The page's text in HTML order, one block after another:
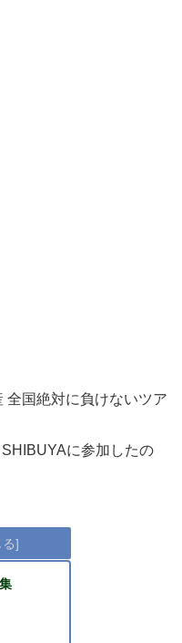
全国絶対に負けないツア
に参加したの